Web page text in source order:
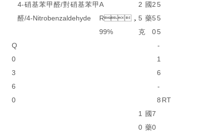
Q
0
3
6
0
4-硝基苯甲醛/對硝基苯甲
醛/4-Nitrobenzaldehyde
A
R，
99%
2
5
克
國
藥
2
5
0
5
5
5
-
1
6
-
8 RT
1
0
國
藥
7
0